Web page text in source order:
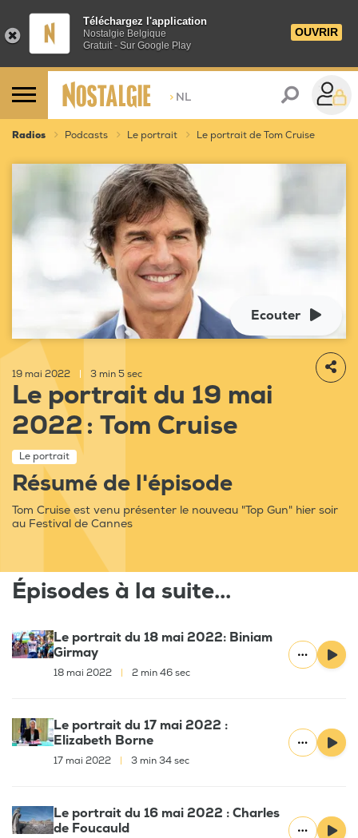
Téléchargez l'application
Nostalgie Belgique
Gratuit - Sur Google Play
OUVRIR
> NL
Radios Podcasts Le portrait Le portrait de Tom Cruise
Ecouter
19 mai 2022 3 min 5 sec
Le portrait du 19 mai
2022 : Tom Cruise
Le portrait
Résumé de l'épisode
Tom Cruise est venu présenter le nouveau "Top Gun" hier soir
au Festival de Cannes
Épisodes à la suite...
Le portrait du 18 mai 2022: Biniam
Girmay
18 mai 2022 2 min 46 sec
Le portrait du 17 mai 2022 :
Elizabeth Borne
17 mai 2022 3 min 34 sec
Le portrait du 16 mai 2022 : Charles
de Foucauld